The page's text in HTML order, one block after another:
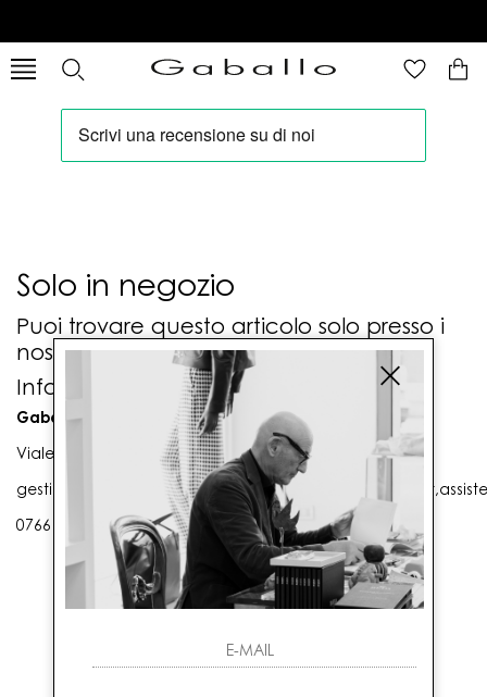
Solo in negozio
Puoi trovare questo articolo solo presso i
nostri punti vendita:
Info contatti
Gaballo Mario srl
Viale G. Matteotti n. 23 00053 Civitavecchia (RM)
0766 25656